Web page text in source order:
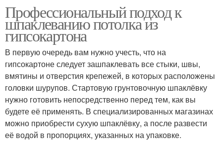
Профессиональный подход к
шпаклеванию потолка из
гипсокартона
В первую очередь вам нужно учесть, что на
гипсокартоне следует зашпаклевать все стыки, швы,
вмятины и отверстия крепежей, в которых расположены
головки шурупов. Стартовую грунтовочную шпаклёвку
нужно готовить непосредственно перед тем, как вы
будете её применять. В специализированных магазинах
можно приобрести сухую шпаклёвку, а после развести
её водой в пропорциях, указанных на упаковке.